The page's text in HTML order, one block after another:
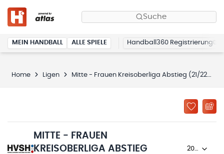
Suche
MEIN HANDBALL ALLE SPIELE Handball360 Registrierung
Home Ligen Mitte - Frauen Kreisoberliga Abstieg (21/22)
MITTE - FRAUEN
KREISOBERLIGA ABSTIEG